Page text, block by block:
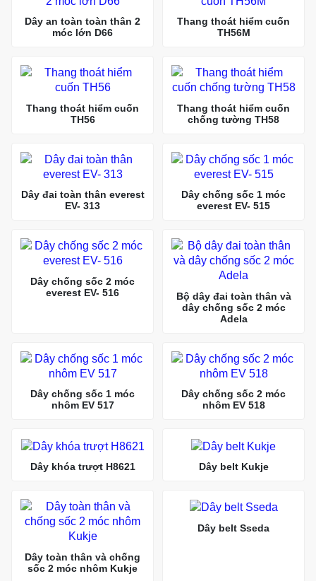
Dây an toàn toàn thân 2
móc lớn D66
Thang thoát hiểm cuốn
TH56M
Thang thoát hiểm cuốn
TH56
Thang thoát hiểm cuốn
chống tường TH58
Dây đai toàn thân everest
EV- 313
Dây chống sốc 1 móc
everest EV- 515
Dây chống sốc 2 móc
everest EV- 516
Bộ dây đai toàn thân và
dây chống sốc 2 móc
Adela
Dây chống sốc 1 móc
nhôm EV 517
Dây chống sốc 2 móc
nhôm EV 518
Dây khóa trượt H8621 Dây belt Kukje
Dây toàn thân và chống
sốc 2 móc nhôm Kukje
Dây belt Sseda